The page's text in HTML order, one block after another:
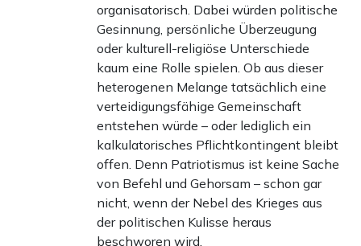
organisatorisch. Dabei würden politische
Gesinnung, persönliche Überzeugung
oder kulturell-religiöse Unterschiede
kaum eine Rolle spielen. Ob aus dieser
heterogenen Melange tatsächlich eine
verteidigungsfähige Gemeinschaft
entstehen würde – oder lediglich ein
kalkulatorisches Pflichtkontingent bleibt
offen. Denn Patriotismus ist keine Sache
von Befehl und Gehorsam – schon gar
nicht, wenn der Nebel des Krieges aus
der politischen Kulisse heraus
beschworen wird.